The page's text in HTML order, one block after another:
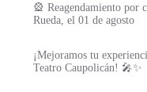
🎡 Reagendamiento por
Rueda, el 01 de agosto
¡Mejoramos tu
Teatro Caupolicán! 🎤✨